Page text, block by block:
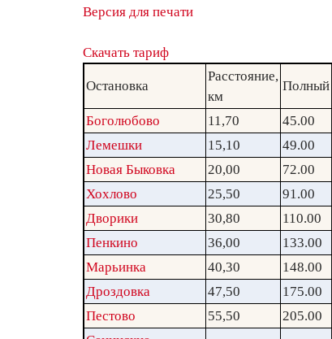
Версия для печати
Скачать тариф
Остановка
Расстояние,
км
Полный
Боголюбово
11,70 45.00
Лемешки
15,10 49.00
Новая Быковка
20,00 72.00
Хохлово
25,50 91.00
Дворики
30,80 110.00
Пенкино
36,00 133.00
Марьинка
40,30 148.00
Дроздовка
47,50 175.00
Пестово
55,50 205.00